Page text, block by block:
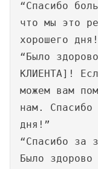
“Спасибо
что мы это
хорошего
“Было
КЛИЕНТА]!
можем вам
нам. Спасибо
дня!”
“Спасибо за
Было